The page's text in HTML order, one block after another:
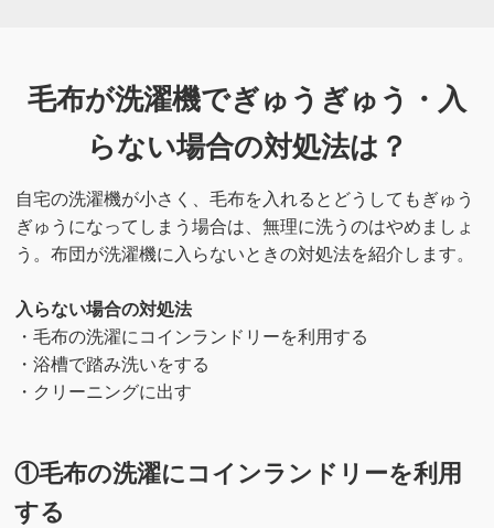
毛布が洗濯機でぎゅうぎゅう・入
らない場合の対処法は？
自宅の洗濯機が小さく、毛布を入れるとどうしてもぎゅう
ぎゅうになってしまう場合は、無理に洗うのはやめましょ
う。布団が洗濯機に入らないときの対処法を紹介します。
入らない場合の対処法
・毛布の洗濯にコインランドリーを利用する
・浴槽で踏み洗いをする
・クリーニングに出す
①毛布の洗濯にコインランドリーを利用
する